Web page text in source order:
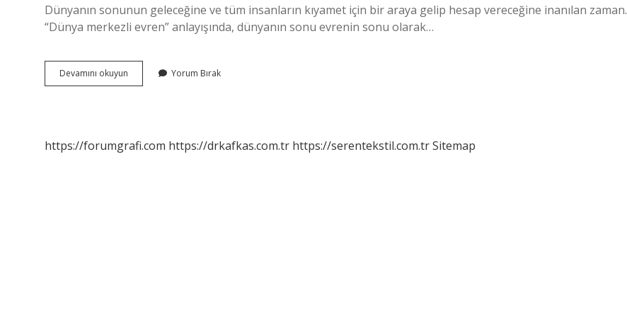
Dünyanın sonunun geleceğine ve tüm insanların kıyamet için bir araya gelip hesap vereceğine inanılan zaman.
“Dünya merkezli evren” anlayışında, dünyanın sonu evrenin sonu olarak…
Devamını okuyun
Ne
Yorum Bırak
https://forumgrafi.com https://drkafkas.com.tr https://serentekstil.com.trSitemap